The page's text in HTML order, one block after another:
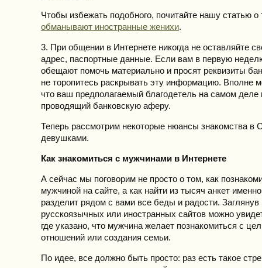
Чтобы избежать подобного, почитайте нашу статью
обманывают иностранные женихи.
3. При общении в Интернете никогда не оставляйте
адрес, паспортные данные. Если вам в первую
обещают помочь материально и просят реквизиты
не торопитесь раскрывать эту информацию. Вполне
что ваш предполагаемый благодетель на самом
проводящий банковскую аферу.
Теперь рассмотрим некоторые нюансы знакомства в
девушками.
Как знакомиться с мужчинами в Интернете
А сейчас мы поговорим не просто о том, как
мужчиной на сайте, а как найти из тысяч анкет именно
разделит рядом с вами все беды и радости.
русскоязычных или иностранных сайтов можно
где указано, что мужчина желает познакомиться с
отношений или создания семьи.
По идее, все должно быть просто: раз есть такое